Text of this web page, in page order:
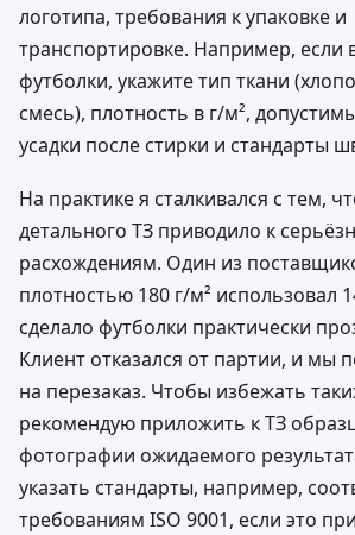
логотипа, требования к упаковке и
транспортировке. Например, если
футболки, укажите тип ткани
смесь), плотность в г/м²,
усадки после стирки и стандарты
На практике я сталкивался с тем,
детального ТЗ приводило к
расхождениям. Один из
плотностью 180 г/м² использовал
сделало футболки практически
Клиент отказался от партии, и мы
на перезаказ. Чтобы избежать
рекомендую приложить к ТЗ
фотографии ожидаемого
указать стандарты, например,
требованиям ISO 9001, если это